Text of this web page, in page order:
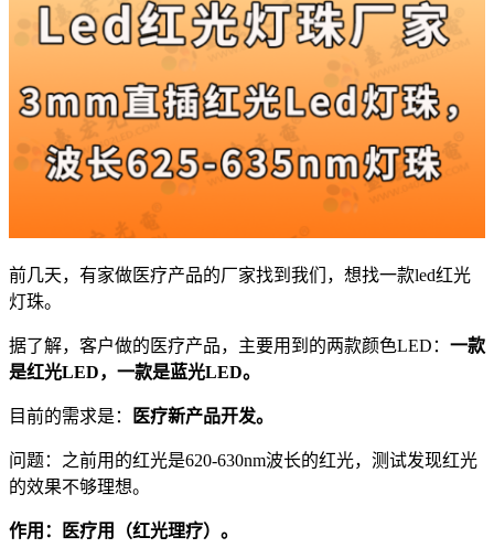
前几天，有家做医疗产品的厂家找到我们，想找一款led红光
灯珠。
据了解，客户做的医疗产品，主要用到的两款颜色LED： 一款
是红光LED，一款是蓝光LED。
目前的需求是： 医疗新产品开发。
问题：之前用的红光是620-630nm波长的红光，测试发现红光
的效果不够理想。
作用：医疗用（红光理疗）。